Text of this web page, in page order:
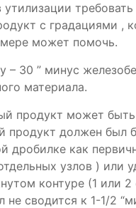
с градациями ,
может помочь.
– 30 ” минус
материала.
продукт может
продукт должен был
дробилке как
узлов ) или
контуре (1 или
сводится к 1-1/2